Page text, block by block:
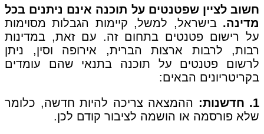
חשוב לציין שפטנטים על תוכנה אינם ניתנים בכל
מדינה. בישראל, למשל, קיימות הגבלות מסוימות
על רישום פטנטים בתחום זה. עם זאת, במדינות
רבות, לרבות ארצות הברית, אירופה וסין, ניתן
לרשום פטנטים על תוכנה בתנאי שהם עומדים
בקריטריונים הבאים:
1. חדשנות:
ההמצאה צריכה להיות חדשה, כלומר
שלא פורסמה או הושמה לציבור קודם לכן.